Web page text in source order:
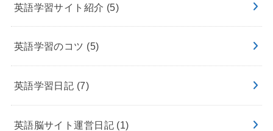
英語学習サイト紹介 (5)
英語学習のコツ (5)
英語学習日記 (7)
英語脳サイト運営日記 (1)